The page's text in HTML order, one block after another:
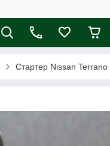
Стартер Nissan